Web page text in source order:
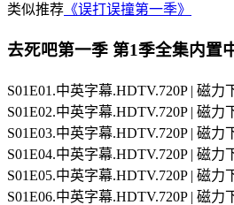
类似推荐 《误打误撞第一季》
去死吧第一季 第1季全集内置
S01E01.中英字幕.HDTV.720P | 磁力
S01E02.中英字幕.HDTV.720P | 磁力
S01E03.中英字幕.HDTV.720P | 磁力
S01E04.中英字幕.HDTV.720P | 磁力
S01E05.中英字幕.HDTV.720P | 磁力
S01E06.中英字幕.HDTV.720P | 磁力